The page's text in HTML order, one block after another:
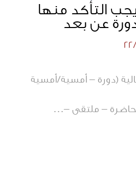
التأكد منها
عن بعد
(دورة – أمسية/أمسية
– ملتقى –…